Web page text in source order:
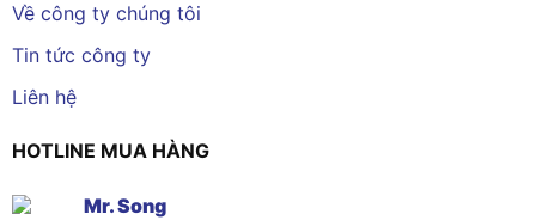
Về công ty chúng tôi
Tin tức công ty
Liên hệ
HOTLINE MUA HÀNG
Mr. Song